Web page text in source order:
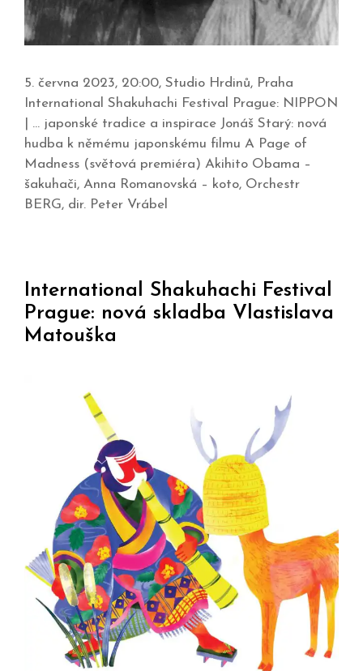
5. června 2023, 20:00, Studio Hrdinů, Praha
International Shakuhachi Festival Prague: NIPPON
| … japonské tradice a inspirace Jonáš Starý: nová
hudba k němému japonskému filmu A Page of
Madness (světová premiéra) Akihito Obama –
šakuhači, Anna Romanovská – koto, Orchestr
BERG, dir. Peter Vrábel
International Shakuhachi Festival
Prague: nová skladba Vlastislava
Matouška